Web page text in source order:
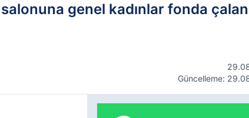
genel kadınlar fonda
Güncelleme: